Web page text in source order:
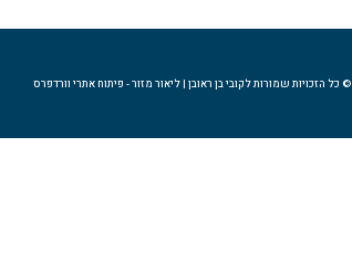
© כל הזכויות שמורות לקובי בן ראובן | ליאור מזור - פיתוח אתרי וורדפרס